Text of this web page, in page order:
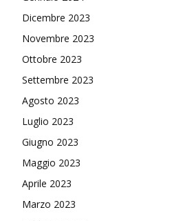
Dicembre 2023
Novembre 2023
Ottobre 2023
Settembre 2023
Agosto 2023
Luglio 2023
Giugno 2023
Maggio 2023
Aprile 2023
Marzo 2023